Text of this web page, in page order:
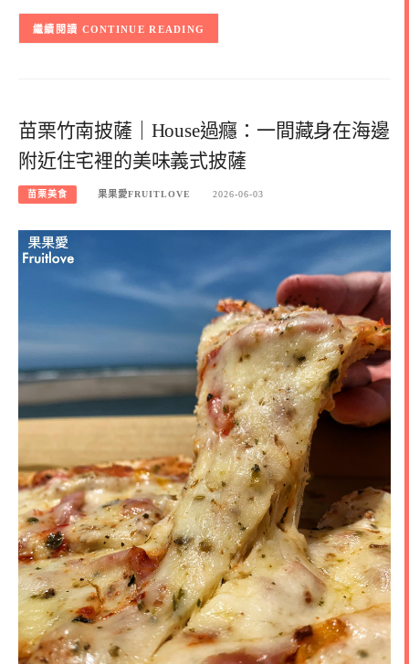
CONTINUE READING
苗栗竹南披薩｜House過癮：一間藏身在海邊
附近住宅裡的美味義式披薩
苗栗美食 果果愛FRUITLOVE 2026-06-03